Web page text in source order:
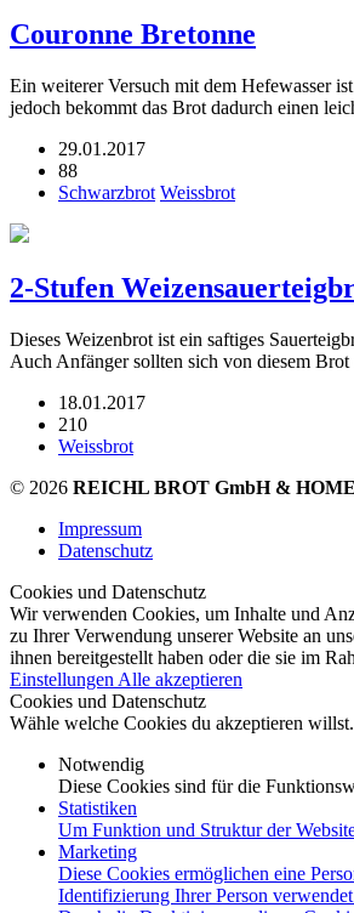
Couronne Bretonne
Ein weiterer Versuch mit dem Hefewasser
jedoch bekommt das Brot dadurch einen
29.01.2017
88
Schwarzbrot Weissbrot
2-Stufen
Dieses Weizenbrot ist ein saftiges
Auch Anfänger sollten sich von diesem
18.01.2017
210
Weissbrot
© 2026 REICHL BROT GmbH &
Impressum
Datenschutz
Cookies und Datenschutz
Wir verwenden Cookies, um Inhalte und
zu Ihrer Verwendung unserer Website an
ihnen bereitgestellt haben oder die sie im
Einstellungen Alle akzeptieren
Cookies und Datenschutz
Wähle welche Cookies du akzeptieren
Notwendig
Diese Cookies sind für die
Statistiken
Um Funktion und Struktur der
Marketing
Diese Cookies ermöglichen eine
Identifizierung Ihrer Person